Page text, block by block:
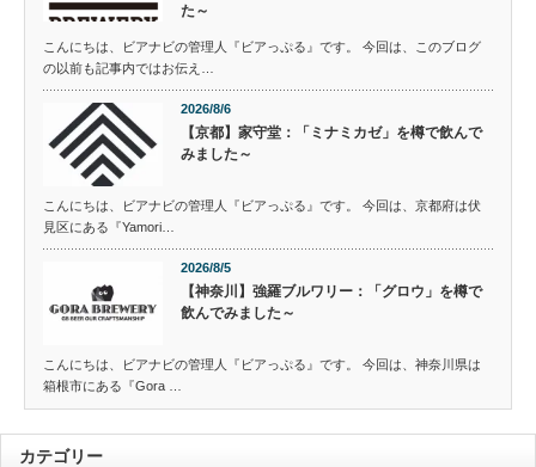
た～
こんにちは、ビアナビの管理人『ビアっぷる』です。 今回は、このブログ
の以前も記事内ではお伝え…
2026/8/6
【京都】家守堂：「ミナミカゼ」を樽で飲んで
みました～
こんにちは、ビアナビの管理人『ビアっぷる』です。 今回は、京都府は伏
見区にある『Yamori…
2026/8/5
【神奈川】強羅ブルワリー：「グロウ」を樽で
飲んでみました～
こんにちは、ビアナビの管理人『ビアっぷる』です。 今回は、神奈川県は
箱根市にある『Gora …
カテゴリー